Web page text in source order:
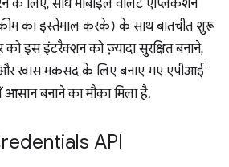
के लिए, सीधे मोबाइल वॉलेट ऐप्लिकेशन
का इस्तेमाल करके) के साथ बातचीत शुरू
को इस इंटरैक्शन को ज़्यादा सुरक्षित बनाने,
खास मकसद के लिए बनाए गए एपीआई
बनाने का मौका मिला है.
API